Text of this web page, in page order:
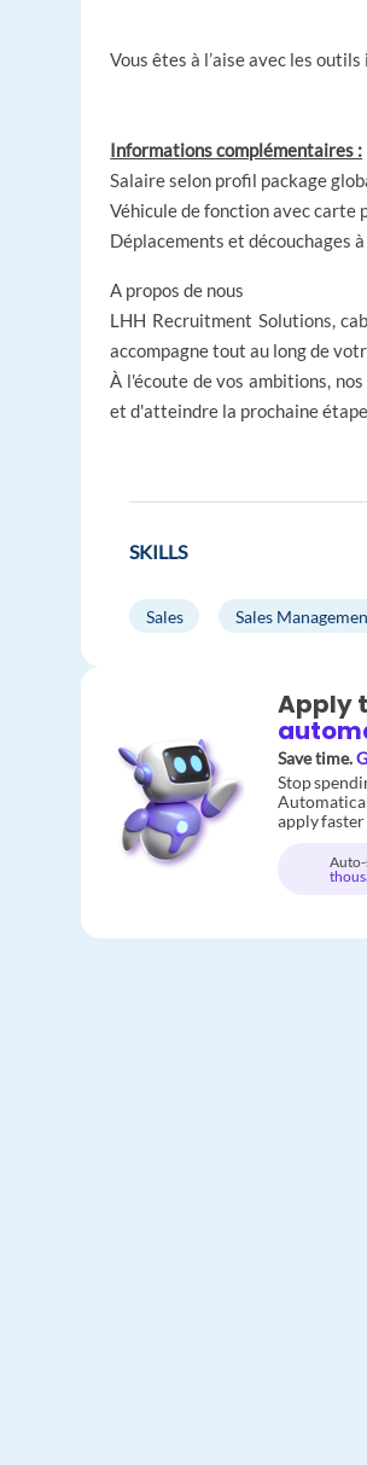
Vous êtes à l’aise avec les
Informations complémentaires :
Salaire selon profil package
Véhicule de fonction avec carte
Déplacements et découchages
A propos de nous
LHH Recruitment Solutions,
accompagne tout au long de
À l'écoute de vos ambitions,
et d'atteindre la prochaine
SKILLS
Sales Sales
Apply
Save time.
Stop
apply
Auto-